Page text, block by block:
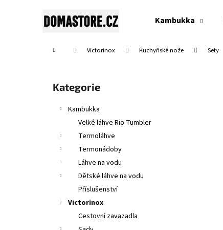
Kambukka
Domů Victorinox Kuchyňské nože Sety
Přeskočit
kategorie
Kategorie
Kambukka
Velké láhve Rio Tumbler
Termoláhve
Termonádoby
Láhve na vodu
Dětské láhve na vodu
Příslušenství
Victorinox
Cestovní zavazadla
Zpět
Zpět
SWISS CLASSIC, TOMATO & TABLE KNIFE,